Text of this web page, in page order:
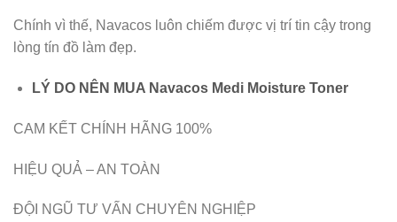
Chính vì thế, Navacos luôn chiếm được vị trí tin cậy trong
lòng tín đồ làm đẹp.
LÝ DO NÊN MUA Navacos Medi Moisture Toner
CAM KẾT CHÍNH HÃNG 100%
HIỆU QUẢ – AN TOÀN
ĐỘI NGŨ TƯ VẤN CHUYÊN NGHIỆP